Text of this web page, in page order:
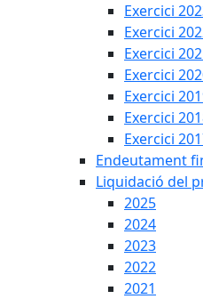
Exercici
Exercici
Exercici
Exercici
Exercici
Exercici
Exercici
Endeutament
Liquidació del
2025
2024
2023
2022
2021